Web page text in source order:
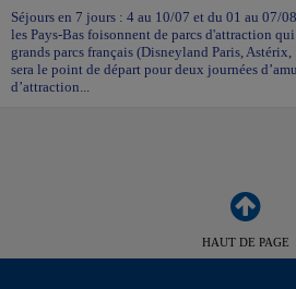
Séjours en 7 jours : 4 au 10/07 et du 01 au 07/
les Pays-Bas foisonnent de parcs d'attraction
grands parcs français (Disneyland Paris,
sera le point de départ pour deux journées
d’attraction...
HAUT DE PAGE